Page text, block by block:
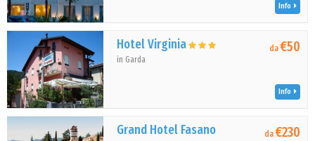
Info
Hotel Virginia
in Garda
da€50
Info
Grand Hotel Fasano da€230